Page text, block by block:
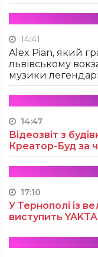
14:41
Alex Pian, який
львівському
музики
14:47
Відеозвіт з
Креатор-Буд за
17:10
У Тернополі із
виступить